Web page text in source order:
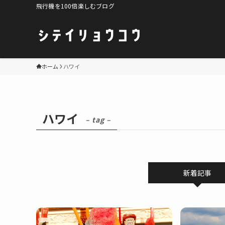
飛行機を100倍楽しむブログ
ホーム ハワイ
ハワイ – tag –
新着記事